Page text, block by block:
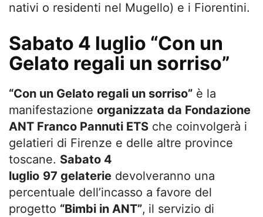
nativi o residenti nel Mugello) e i Fiorentini.
Sabato 4 luglio “Con un
Gelato regali un sorriso”
“Con un Gelato regali un sorriso” è la
manifestazione organizzata da Fondazione
ANT Franco Pannuti ETS che coinvolgerà i
gelatieri di Firenze e delle altre province
toscane. Sabato 4
luglio 97 gelaterie devolveranno una
percentuale dell’incasso a favore del
progetto “Bimbi in ANT”, il servizio di